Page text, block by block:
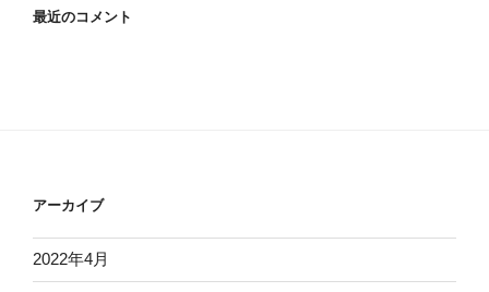
最近のコメント
アーカイブ
2022年4月